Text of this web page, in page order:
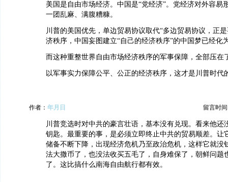
美国是自由市场经济。中国是“党经济”。党经济对外容易
一团乱麻、满腹糟糠。
川普的美国优先，单边贸易协议取代“多边贸易协议，正
济秩序，中国妄图建立“自己的经济秩序”的中国梦已经化
而这种重整世界自由市场经济秩序的军事保障，全部压在
以军事实力保障公平、公正的经济秩序，这才是川普时代
作者： 年月日 留言时间
川普竞选时对中共的豪言壮语，基本没有兑现。看来他还
钥匙。最重要的事，是必须立即终止中共的贸易顺差。让
储备不断下降，出现经济危机乃至政治危机，这样它就没
法大撒币了，也没法收买五毛了，自身难保了，朝鲜问题
了。这比搞什么南海自由航行都有效。